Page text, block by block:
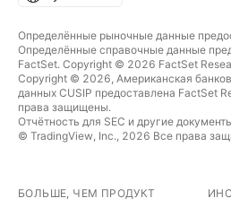
Определённые рыночные данные
Определённые справочные данные
FactSet. Copyright © 2026 FactSet
Copyright © 2026, Американская
данных CUSIP предоставлена FactSet
права защищены.
Отчётность для SEC и другие
© TradingView, Inc., 2026 Все права
БОЛЬШЕ, ЧЕМ ПРОДУКТ